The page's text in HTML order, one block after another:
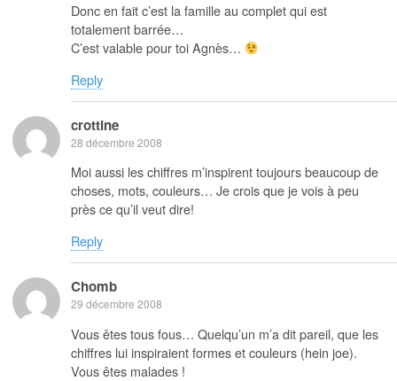
Donc en fait c’est la famille au complet qui est
totalement barrée…
C’est valable pour toi Agnès…
Reply
crottine
28 décembre 2008
Moi aussi les chiffres m’inspirent toujours beaucoup de
choses, mots, couleurs… Je crois que je vois à peu
près ce qu’il veut dire!
Reply
Chomb
29 décembre 2008
Vous êtes tous fous… Quelqu’un m’a dit pareil, que les
chiffres lui inspiraient formes et couleurs (hein joe).
Vous êtes malades !